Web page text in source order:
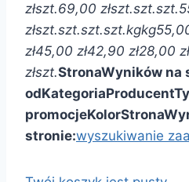
złszt.69,00 złszt.szt.szt.
złszt.szt.szt.szt.kgkg
zł45,00 zł42,90 zł28,00 zł
złszt.StronaWyników na
odKategoriaProducent
promocjeKolorStrona
stronie:wyszukiwanie